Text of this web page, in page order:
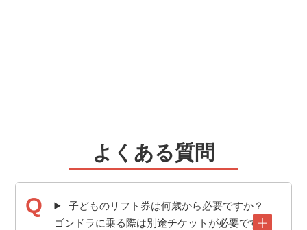
よくある質問
子どものリフト券は何歳から必要ですか？
ゴンドラに乗る際は別途チケットが必要です